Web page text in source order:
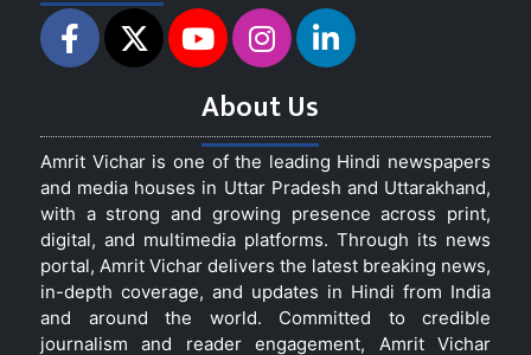
About Us
Amrit Vichar is one of the leading Hindi newspapers
and media houses in Uttar Pradesh and Uttarakhand,
with a strong and growing presence across print,
digital, and multimedia platforms. Through its news
portal, Amrit Vichar delivers the latest breaking news,
in-depth coverage, and updates in Hindi from India
and around the world. Committed to credible
journalism and reader engagement, Amrit Vichar